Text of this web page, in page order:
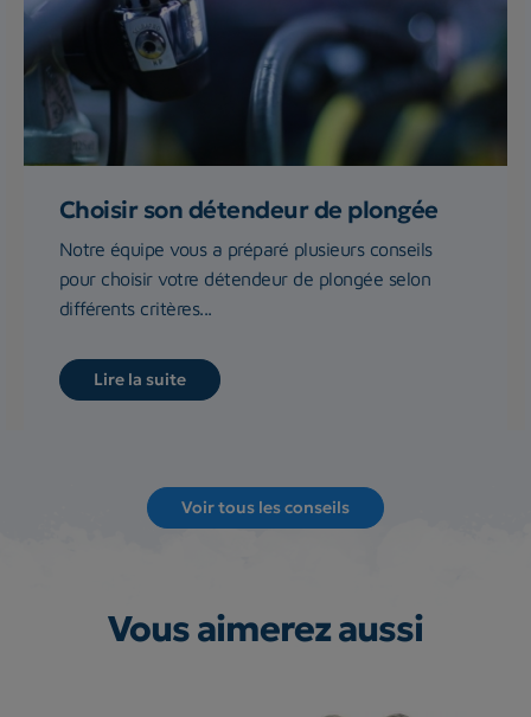
Choisir son détendeur de plongée
Notre équipe vous a préparé plusieurs conseils
pour choisir votre détendeur de plongée selon
différents critères...
Lire la suite
Voir tous les conseils
Vous aimerez aussi